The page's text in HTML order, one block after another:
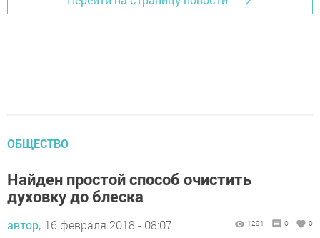
ОБЩЕСТВО
Найден простой способ очистить
духовку до блеска
автор, 16 февраля 2018 - 08:07 1291 0 0